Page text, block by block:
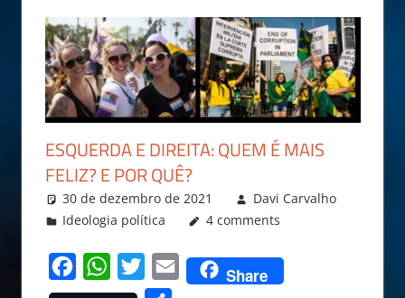
ESQUERDA E DIREITA: QUEM É MAIS
FELIZ? E POR QUÊ?
30 de dezembro de 2021
Davi Carvalho
Ideologia política
4 comments
FacebookWhatsApp
TwitterEmail Share